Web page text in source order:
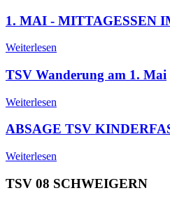
1. MAI - MITTAGESSEN
Weiterlesen
TSV Wanderung am 1. Mai
Weiterlesen
ABSAGE TSV
Weiterlesen
TSV 08 SCHWEIGERN